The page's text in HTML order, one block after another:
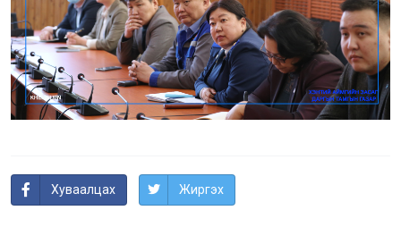
Хуваалцах Жиргэх